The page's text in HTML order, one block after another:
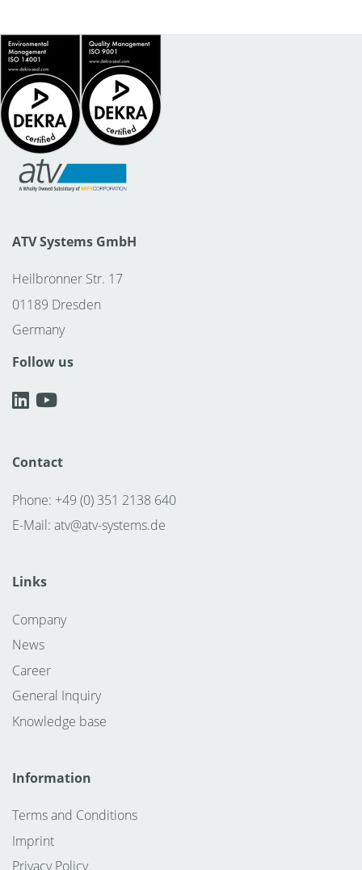
ATV Systems GmbH
Heilbronner Str. 17
01189 Dresden
Germany
Follow us
Contact
Phone: +49 (0) 351 2138 640
E-Mail: atv@atv-systems.de
Links
Company
News
Career
General Inquiry
Knowledge base
Information
Terms and Conditions
Imprint
Privacy Policy